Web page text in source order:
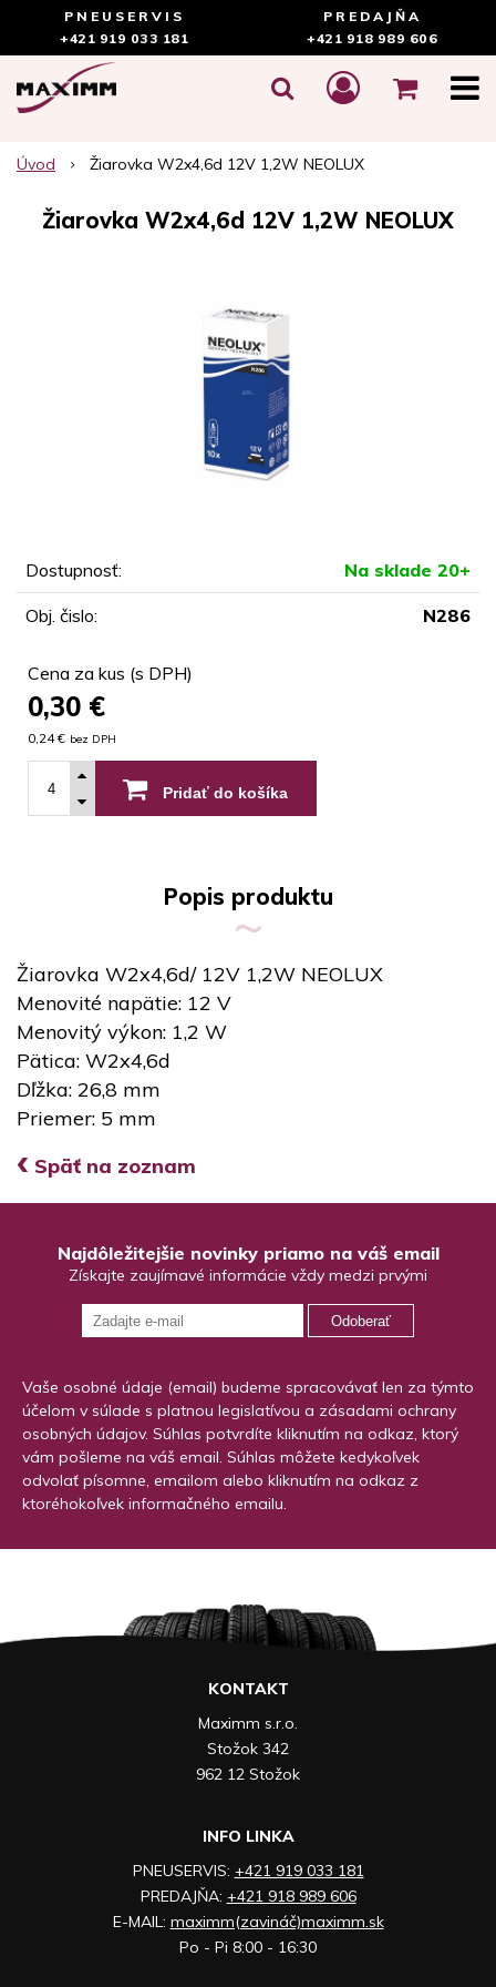
PNEUSERVIS
+421 919 033 181
PREDAJŇA
+421 918 989 606
Úvod Žiarovka W2x4,6d 12V 1,2W NEOLUX
Žiarovka W2x4,6d 12V 1,2W NEOLUX
Dostupnosť: Na sklade 20+
Obj. čislo: N286
Cena za kus (s DPH)
0,30 €
0,24 € bez DPH
Pridať do košíka
Popis produktu
Žiarovka W2x4,6d/ 12V 1,2W NEOLUX
Menovité napätie: 12 V
Menovitý výkon: 1,2 W
Pätica: W2x4,6d
Dľžka: 26,8 mm
Priemer: 5 mm
‹ Späť na zoznam
Najdôležitejšie novinky priamo na váš email
Získajte zaujímavé informácie vždy medzi prvými
Odoberať
Vaše osobné údaje (email) budeme spracovávať len za týmto
účelom v súlade s platnou legislatívou a zásadami ochrany
osobných údajov. Súhlas potvrdíte kliknutím na odkaz, ktorý
vám pošleme na váš email. Súhlas môžete kedykoľvek
odvolať písomne, emailom alebo kliknutím na odkaz z
ktoréhokoľvek informačného emailu.
KONTAKT
Maximm s.r.o.
Stožok 342
962 12 Stožok
INFO LINKA
PNEUSERVIS: +421 919 033 181
PREDAJŇA: +421 918 989 606
E-MAIL: maximm(zavináč)maximm.sk
Po - Pi 8:00 - 16:30